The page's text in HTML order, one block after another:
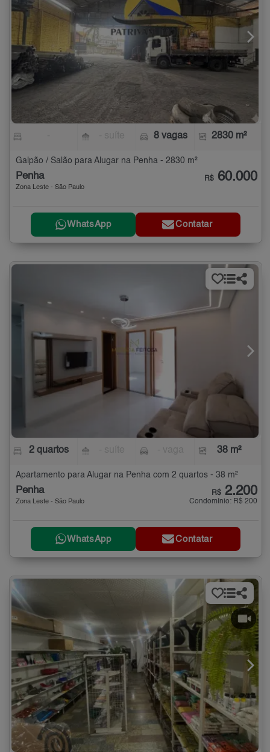
8 vagas 2830 m²
Galpão / Salão para Alugar na Penha - 2830 m²
Penha
Zona Leste - São Paulo
R$ 60.000
WhatsApp Contatar
2 quartos 38 m²
Apartamento para Alugar na Penha com 2 quartos - 38 m²
Penha
Zona Leste - São Paulo
R$ 2.200
Condomínio: R$ 200
WhatsApp Contatar